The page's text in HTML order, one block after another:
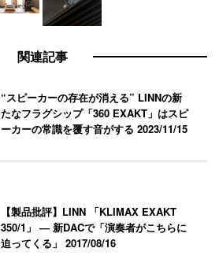
関連記事
“スピーカーの存在が消える” LINNの新
たなフラグシップ「360 EXAKT」はスピ
ーカーの常識を覆す音がする2023/11/15
【製品批評】LINN 「KLIMAX EXAKT
350/1」 ― 新DACで「演奏者がこちらに
迫ってくる」2017/08/16